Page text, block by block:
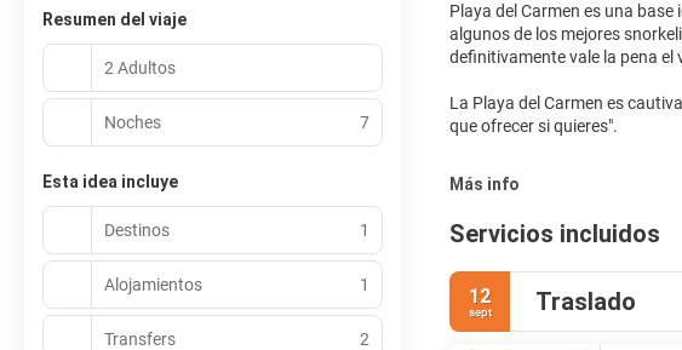
Playa del Carmen es una
algunos de los mejores
definitivamente vale la pena el
La Playa del Carmen es
que ofrecer si quieres".
Más info
Servicios incluidos
12
sept Traslado
Resumen del viaje
2 Adultos
Noches 7
Esta idea incluye
Destinos 1
Alojamientos 1
Transfers 2